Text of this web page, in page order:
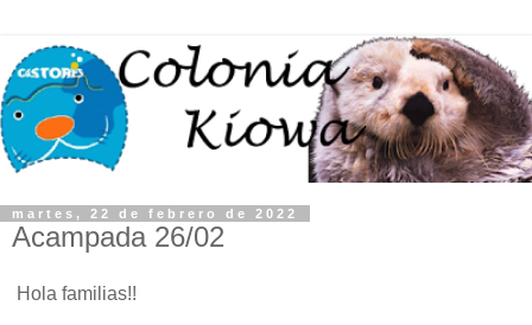
martes, 22 de febrero de 2022
Acampada 26/02
Hola familias!!